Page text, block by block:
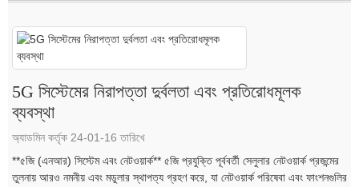
5G সিস্টেমের নিরাপত্তা দুর্বলতা এবং প্রতিরোধমূলক
ব্যবস্থা
অ্যাডমিন কর্তৃক 24-01-16 তারিখে
**৫জি (এনআর) সিস্টেম এবং নেটওয়ার্ক** ৫জি প্রযুক্তি পূর্ববর্তী সেলুলার নেটওয়ার্ক প্রজন্মের
তুলনায় আরও নমনীয় এবং মডুলার স্থাপত্য গ্রহণ করে, যা নেটওয়ার্ক পরিষেবা এবং ফাংশনগুলির